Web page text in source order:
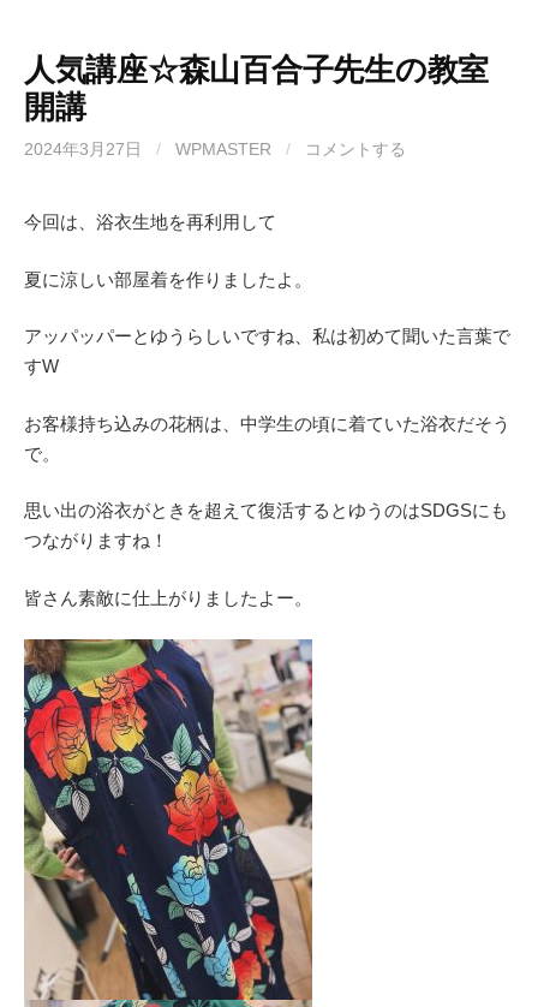
人気講座☆森山百合子先生の教室
開講
2024年3月27日 / WPMASTER / コメントする
今回は、浴衣生地を再利用して
夏に涼しい部屋着を作りましたよ。
アッパッパーとゆうらしいですね、私は初めて聞いた言葉で
すW
お客様持ち込みの花柄は、中学生の頃に着ていた浴衣だそう
で。
思い出の浴衣がときを超えて復活するとゆうのはSDGSにも
つながりますね！
皆さん素敵に仕上がりましたよー。